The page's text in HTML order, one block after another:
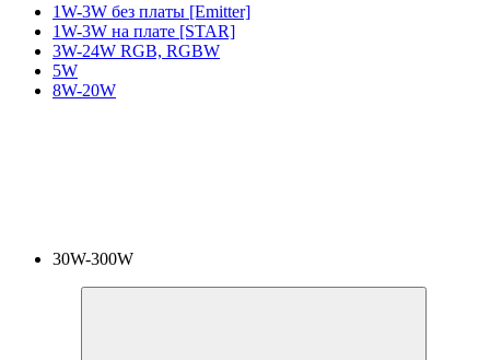
1W-3W без платы [Emitter]
1W-3W на плате [STAR]
3W-24W RGB, RGBW
5W
8W-20W
30W-300W